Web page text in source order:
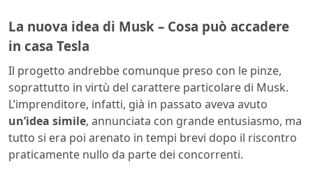
La nuova idea di Musk – Cosa può accadere
in casa Tesla
Il progetto andrebbe comunque preso con le pinze,
soprattutto in virtù del carattere particolare di Musk.
L’imprenditore, infatti, già in passato aveva avuto
un’idea simile, annunciata con grande entusiasmo, ma
tutto si era poi arenato in tempi brevi dopo il riscontro
praticamente nullo da parte dei concorrenti.